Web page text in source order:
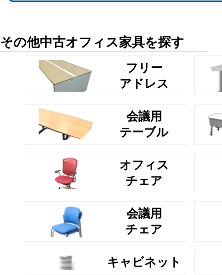
その他中古オフィス家具を探す
フリー
アドレス
会議用
テーブル
オフィス
チェア
会議用
チェア
キャビネット